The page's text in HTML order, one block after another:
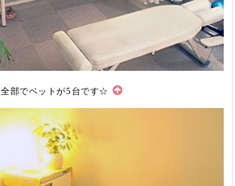
全部でベットが5台です☆